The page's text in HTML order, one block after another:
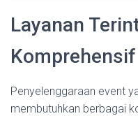
Layanan
Komprehensif
Penyelenggaraan event
membutuhkan berbagai